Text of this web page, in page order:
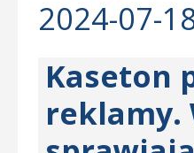
2024-07-
Kaseton
reklamy.